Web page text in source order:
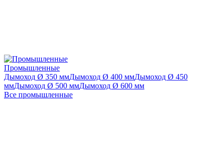
Промышленные
Дымоход Ø 350 ммДымоход Ø 400 ммДымоход Ø 450
ммДымоход Ø 500 ммДымоход Ø 600 мм
Все промышленные